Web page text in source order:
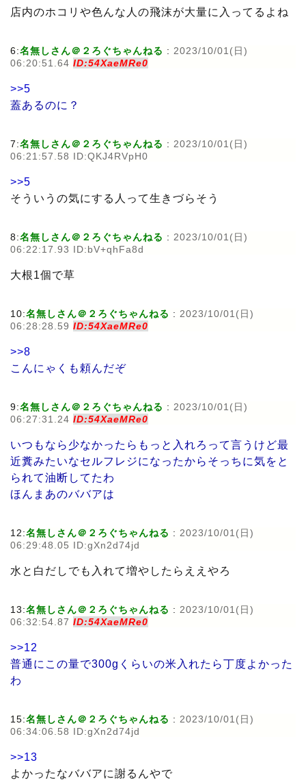
店内のホコリや色んな人の飛沫が大量に入ってるよね
6:名無しさん＠２ろぐちゃんねる : 2023/10/01(日)
06:20:51.64 ID:54XaeMRe0
>>5
蓋あるのに？
7:名無しさん＠２ろぐちゃんねる : 2023/10/01(日)
06:21:57.58 ID:QKJ4RVpH0
>>5
そういうの気にする人って生きづらそう
8:名無しさん＠２ろぐちゃんねる : 2023/10/01(日)
06:22:17.93 ID:bV+qhFa8d
大根1個で草
10:名無しさん＠２ろぐちゃんねる : 2023/10/01(日)
06:28:28.59 ID:54XaeMRe0
>>8
こんにゃくも頼んだぞ
9:名無しさん＠２ろぐちゃんねる : 2023/10/01(日)
06:27:31.24 ID:54XaeMRe0
いつもなら少なかったらもっと入れろって言うけど最
近糞みたいなセルフレジになったからそっちに気をと
られて油断してたわ
ほんまあのババアは
12:名無しさん＠２ろぐちゃんねる : 2023/10/01(日)
06:29:48.05 ID:gXn2d74jd
水と白だしでも入れて増やしたらええやろ
13:名無しさん＠２ろぐちゃんねる : 2023/10/01(日)
06:32:54.87 ID:54XaeMRe0
>>12
普通にこの量で300gくらいの米入れたら丁度よかった
わ
15:名無しさん＠２ろぐちゃんねる : 2023/10/01(日)
06:34:06.58 ID:gXn2d74jd
>>13
よかったなババアに謝るんやで